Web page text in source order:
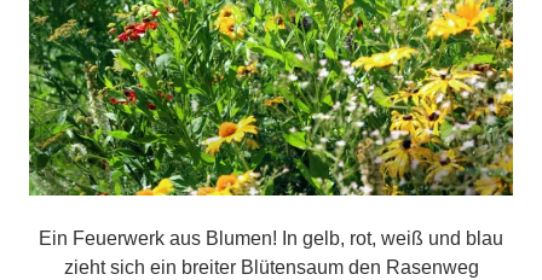
Ein Feuerwerk aus Blumen! In gelb, rot, weiß und blau
zieht sich ein breiter Blütensaum den Rasenweg